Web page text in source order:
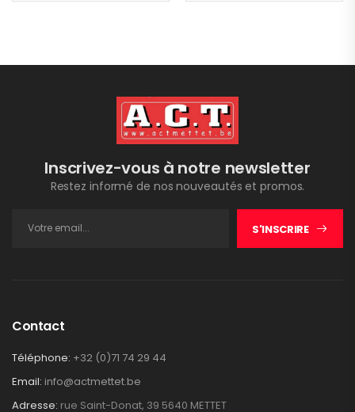
Inscrivez-vous à notre newsletter
Restez informé de nos nouveautés et promos.
S'INSCRIRE
Contact
Téléphone: +32 (0)71 74 29 44
Email: info@actmettet.be
Adresse: rue Saint-Donat, 39 5640 METTET